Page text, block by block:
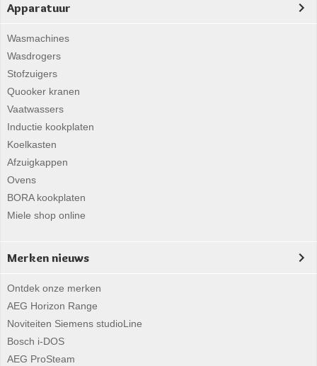
Apparatuur
Wasmachines
Wasdrogers
Stofzuigers
Quooker kranen
Vaatwassers
Inductie kookplaten
Koelkasten
Afzuigkappen
Ovens
BORA kookplaten
Miele shop online
Merken nieuws
Ontdek onze merken
AEG Horizon Range
Noviteiten Siemens studioLine
Bosch i-DOS
AEG ProSteam